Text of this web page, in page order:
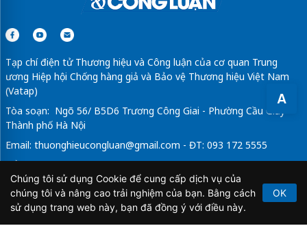
A
Tạp chí điện tử Thương hiệu và Công luận của cơ quan Trung
ương Hiệp hội Chống hàng giả và Bảo vệ Thương hiệu Việt Nam
(Vatap)
Tòa soạn: Ngõ 56/ B5D6 Trương Công Giai - Phường Cầu Giấy -
Thành phố Hà Nội
Email: thuonghieucongluan@gmail.com - ĐT: 093 172 5555
Tổng Biên Tập: Vũ Đức Thuận
Giấy phép hoạt động báo chí điện tử số 64/GP-BTTTT do Bộ
Thông tin và Truyền thông cấp ngày 21/2/2020.
Chúng tôi sử dụng Cookie để cung cấp dịch vụ của
chúng tôi và nâng cao trải nghiệm của bạn. Bằng cách
sử dụng trang web này, bạn đã đồng ý với điều này.
OK